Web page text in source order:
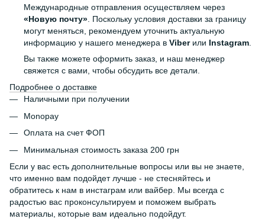
Международные отправления осуществляем через
«Новую почту» . Поскольку условия доставки за границу
могут меняться, рекомендуем уточнить актуальную
информацию у нашего менеджера в Viberили Instagram
Вы также можете оформить заказ, и наш менеджер
свяжется с вами, чтобы обсудить все детали.
Подробнее о доставке
Наличными при получении
Monopay
Оплата на счет ФОП
Минимальная стоимость заказа 200 грн
Если у вас есть дополнительные вопросы или вы не знаете,
что именно вам подойдет лучше - не стесняйтесь и
обратитесь к нам в инстаграм или вайбер. Мы всегда с
радостью вас проконсультируем и поможем выбрать
материалы, которые вам идеально подойдут.